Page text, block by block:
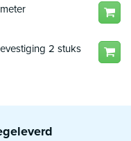
2 stuks